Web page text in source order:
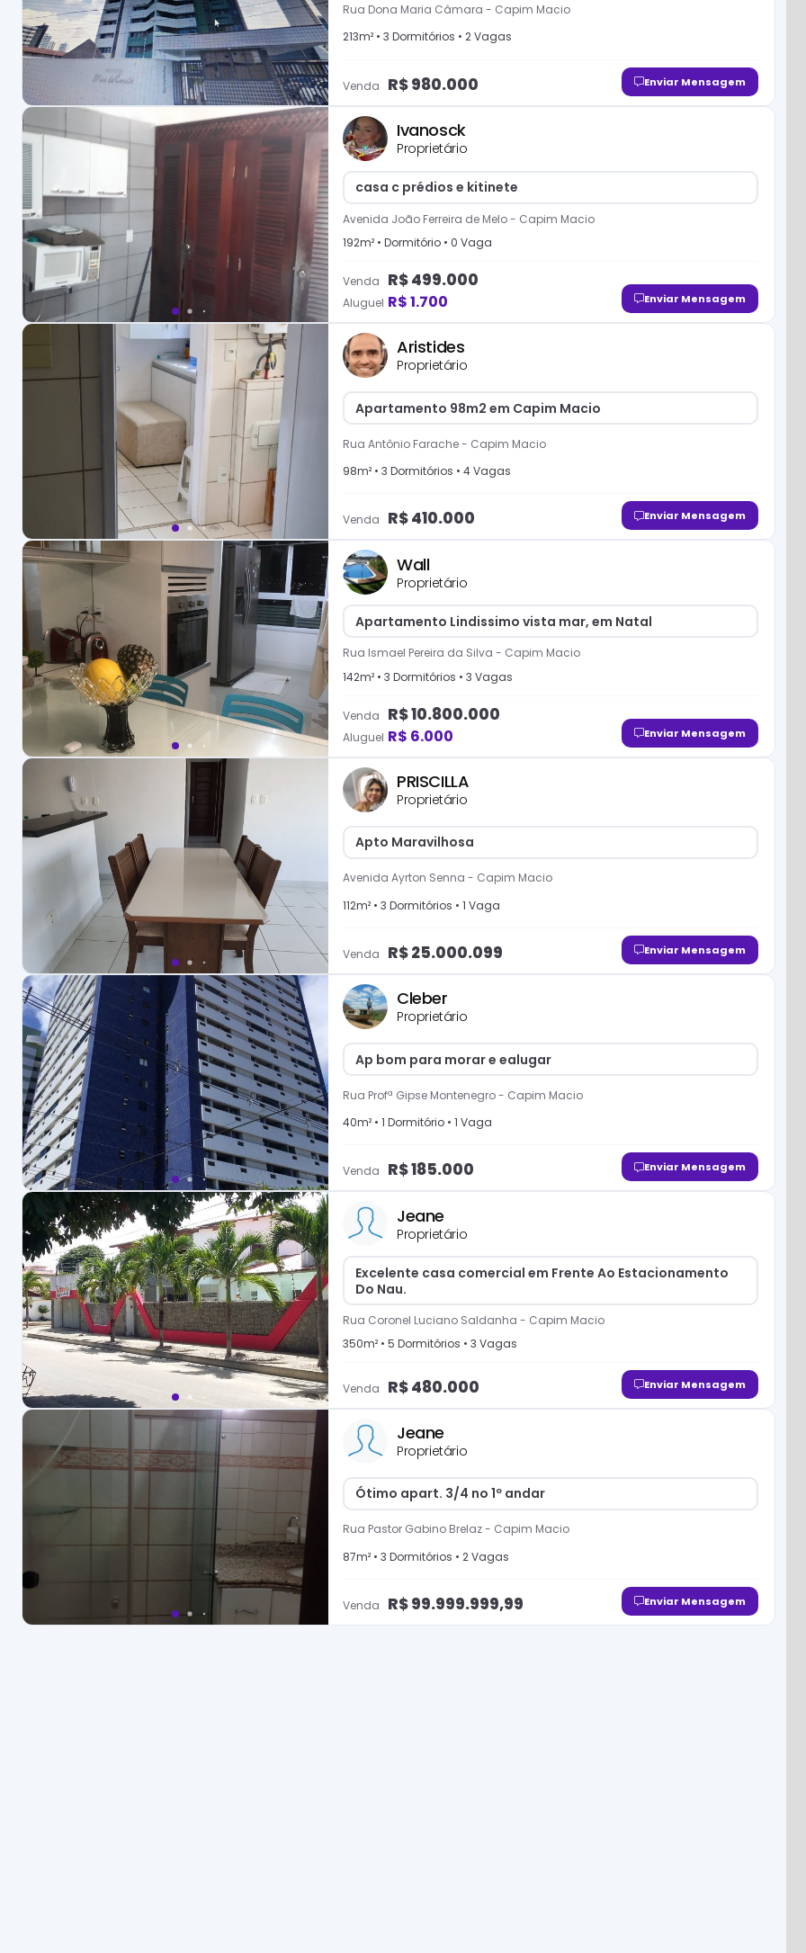
Rua Dona Maria Câmara - Capim Macio
213m² • 3 Dormitórios • 2Vagas
Venda R$980.000 Enviar Mensagem
Ivanosck
Proprietário
casa c prédios e kitinete
Avenida João Ferreira de Melo- Capim Macio
192m² • Dormitório • 0 Vaga
Venda R$499.000
Aluguel R$1.700 Enviar Mensagem
Aristides
Proprietário
Apartamento 98m2 em Capim Macio
Rua Antônio Farache- Capim Macio
98m² • 3 Dormitórios • 4Vagas
Venda R$410.000 Enviar Mensagem
Wall
Proprietário
Apartamento Lindissimo vista mar, em Natal
Rua Ismael Pereira da Silva - Capim Macio
142m² • 3 Dormitórios • 3 Vagas
Venda R$10.800.000
Aluguel R$ 6.000 Enviar Mensagem
PRISCILLA
Proprietário
Apto Maravilhosa
Avenida Ayrton Senna - Capim Macio
112m² • 3 Dormitórios • 1 Vaga
Venda R$25.000.099 Enviar Mensagem
Cleber
Proprietário
Ap bom para morar e ealugar
Rua Profª Gipse Montenegro- Capim Macio
40m² • 1 Dormitório • 1 Vaga
Venda R$185.000 Enviar Mensagem
Jeane
Proprietário
Excelente casa comercial em Frente Ao Estacionamento
Do Nau.
Rua Coronel Luciano Saldanha - Capim Macio
350m² • 5 Dormitórios • 3 Vagas
Venda R$480.000 Enviar Mensagem
Jeane
Proprietário
Ótimo apart. 3/4 no 1º andar
Rua Pastor Gabino Brelaz- Capim Macio
87m² • 3 Dormitórios • 2Vagas
Venda R$99.999.999,99 Enviar Mensagem